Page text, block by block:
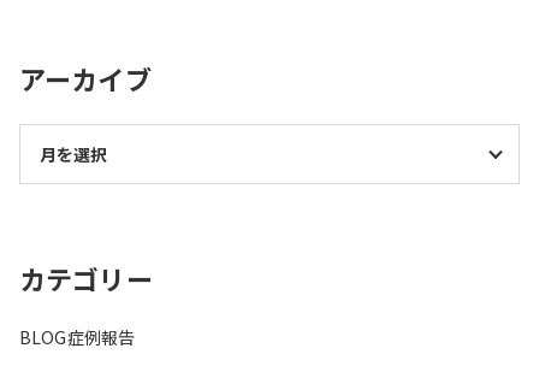
アーカイブ
カテゴリー
BLOG症例報告